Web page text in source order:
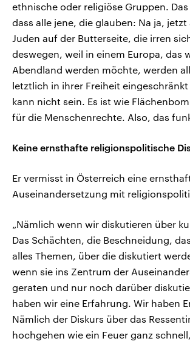
ethnische oder religiöse Gruppen.
dass alle jene, die glauben: Na ja,
Juden auf der Butterseite, die irren
deswegen, weil in einem Europa, das
Abendland werden möchte, werden
letztlich in ihrer Freiheit eingeschränkt
kann nicht sein. Es ist wie
für die Menschenrechte. Also, das
Keine ernsthafte religionspolitische
Er vermisst in Österreich eine
Auseinandersetzung mit
„Nämlich wenn wir diskutieren über
Das Schächten, die Beschneidung,
alles Themen, über die diskutiert
wenn sie ins Zentrum der
geraten und nur noch darüber
haben wir eine Erfahrung. Wir haben
Nämlich der Diskurs über das
hochgehen wie ein Feuer ganz